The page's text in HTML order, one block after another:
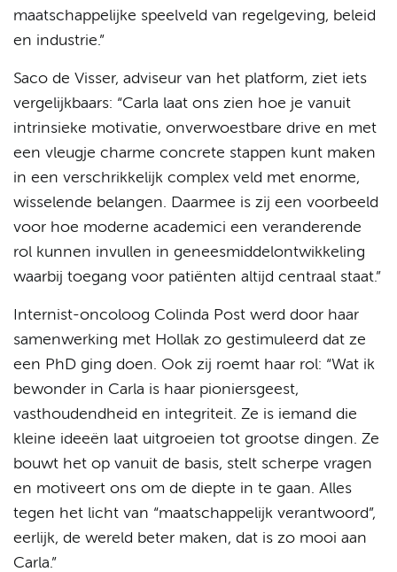
maatschappelijke speelveld van regelgeving, beleid
en industrie.”
Saco de Visser, adviseur van het platform, ziet iets
vergelijkbaars: “Carla laat ons zien hoe je vanuit
intrinsieke motivatie, onverwoestbare drive en met
een vleugje charme concrete stappen kunt maken
in een verschrikkelijk complex veld met enorme,
wisselende belangen. Daarmee is zij een voorbeeld
voor hoe moderne academici een veranderende
rol kunnen invullen in geneesmiddelontwikkeling
waarbij toegang voor patiënten altijd centraal staat.”
Internist-oncoloog Colinda Post werd door haar
samenwerking met Hollak zo gestimuleerd dat ze
een PhD ging doen. Ook zij roemt haar rol: “Wat ik
bewonder in Carla is haar pioniersgeest,
vasthoudendheid en integriteit. Ze is iemand die
kleine ideeën laat uitgroeien tot grootse dingen. Ze
bouwt het op vanuit de basis, stelt scherpe vragen
en motiveert ons om de diepte in te gaan. Alles
tegen het licht van “maatschappelijk verantwoord”,
eerlijk, de wereld beter maken, dat is zo mooi aan
Carla.”